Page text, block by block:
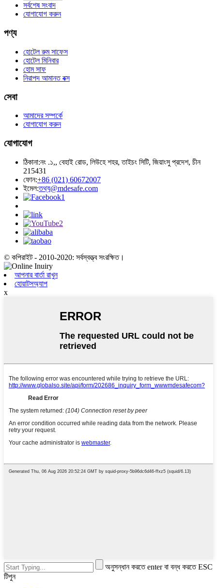
সর্বশেষ সংবাদ
যোগাযোগ করুন
পণ্য
হোটেল রুম সাফেস
হোটেল মিনিবার
হোম সাফ
নিরাপদ আমানত বক্স
সেবা
আমাদের সম্পর্কে
যোগাযোগ করুন
যোগাযোগ
ঠিকানা:নং .১,, বেহাই রোড, লিউহে শহর, তাইচং সিটি, জিয়াংসু প্রদেশ, চীন
215431
ফোন:+86 (021) 60672007
ইমেল:তথ্য@mdesafe.com
© কপিরাইট - 2010-2020: সর্বস্বত্ত্ব সংরক্ষিত।
আপনার বার্তা রাখুন
হোয়াটসঅ্যাপ
x
অনুসন্ধান করতে enter বা বন্ধ করতে ESC
টিপুন